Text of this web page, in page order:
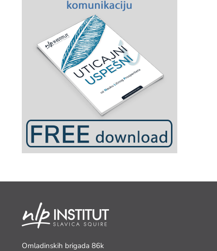
Omladinskih brigada 86k